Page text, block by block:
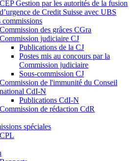
CEP Gestion par les autorités de la fusion
d’urgence de Credit Suisse avec UBS
commissions
Commission des grâces CGra
Commission judiciaire CJ
Publications de la CJ
Postes mis au concours par la
Commission judiciaire
Sous-commission CJ
Commission de l'immunité du Conseil
national CdI-N
Publications CdI-N
Commission de rédaction CdR
spéciales
CPL